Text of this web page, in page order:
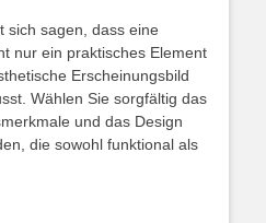
sich sagen, dass eine
nur ein praktisches Element
Erscheinungsbild
Wählen Sie sorgfältig das
und das Design
die sowohl funktional als